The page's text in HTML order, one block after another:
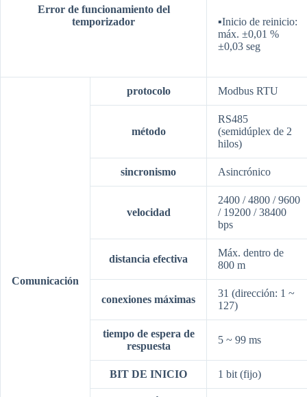
Error de funcionamiento del
temporizador
▪Inicio de reinicio:
máx. ±0,01 %
±0,03 seg
Comunicación
protocolo Modbus RTU
método
RS485
(semidúplex de 2
hilos)
sincronismo Asincrónico
velocidad
2400 / 4800 / 9600
/ 19200 / 38400
bps
distancia efectiva
Máx. dentro de
800 m
conexiones máximas​
31 (dirección: 1 ~
127)
tiempo de espera de
respuesta
5 ~ 99 ms
BIT DE INICIO 1 bit (fijo)